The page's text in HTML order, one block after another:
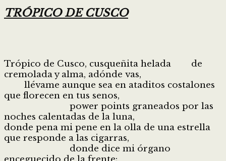
TRÓPICO DE CUSCO
Trópico de Cusco, cusqueñita helada de
cremolada y alma, adónde vas,
llévame aunque sea en ataditos costalones
que florecen en tus senos,
power points graneados por las
noches calentadas de la luna,
donde pena mi pene en la olla de una estrella
que responde a las cigarras,
donde dice mi órgano